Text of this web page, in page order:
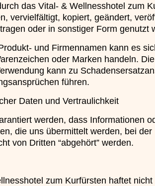
das Vital- & Wellnesshotel zum
vervielfältigt, kopiert, geändert,
oder in sonstiger Form genutzt
und Firmennamen kann es
oder Marken handeln. Die
kann zu
führen.
Daten und Vertraulichkeit
werden, dass Informationen
die uns übermittelt werden, bei der
von Dritten “abgehört” werden.
zum Kurfürsten haftet nicht